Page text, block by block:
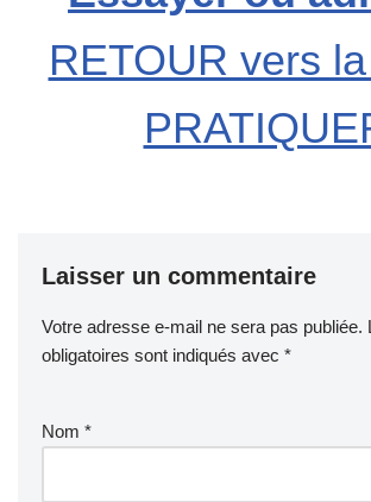
RETOUR vers
Laisser un commentaire
Votre adresse e-mail ne sera pas publiée.
obligatoires sont indiqués avec *
Nom *